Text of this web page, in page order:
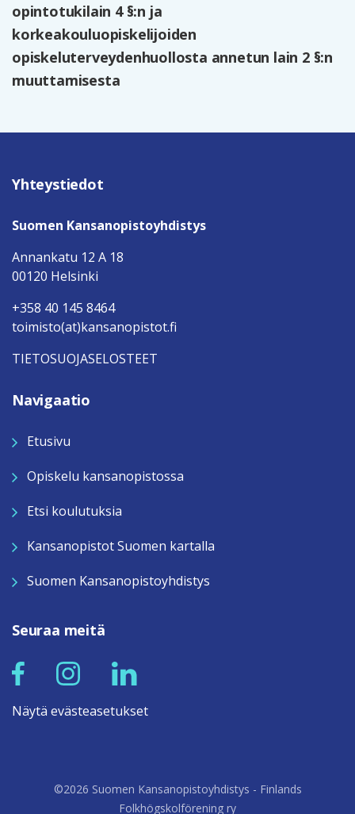
opintotukilain 4 §:n ja
korkeakouluopiskelijoiden
opiskeluterveydenhuollosta annetun lain 2 §:n
muuttamisesta
Yhteystiedot
Suomen Kansanopistoyhdistys
Annankatu 12 A 18
00120 Helsinki
+358 40 145 8464
toimisto(at)kansanopistot.fi
TIETOSUOJASELOSTEET
Navigaatio
Etusivu
Opiskelu kansanopistossa
Etsi koulutuksia
Kansanopistot Suomen kartalla
Suomen Kansanopistoyhdistys
Seuraa meitä
Näytä evästeasetukset
©2026 Suomen Kansanopistoyhdistys - Finlands
Folkhögskolförening ry